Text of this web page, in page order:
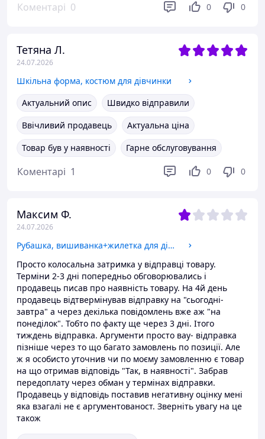
Коментарі 0 0 0
Тетяна Л.
24.07.2026
Шкільна форма, костюм для дівчинки
Актуальний опис
Швидко відправили
Ввічливий продавець
Актуальна ціна
Товар був у наявності
Гарне обслуговування
Коментарі 1 0 0
Максим Ф.
24.07.2026
Рубашка, вишиванка+жилетка для дівчат
Просто колосальна затримка у відправці товару.
Терміни 2-3 дні попередньо обговорювались і
продавець писав про наявність товару. На 4й день
продавець відтвермінував відправку на "сьогодні-
завтра" а через декілька повідомлень вже аж "на
понеділок". Тобто по факту ще через 3 дні. Ітого
тиждень відправка. Аргументи просто вау- відправка
пізніше через то що багато замовлень по позиції. Але
ж я особисто уточнив чи по моєму замовленню є товар
на що отримав відповідь "Так, в наявності". Забрав
передоплату через обман у термінах відправки.
Продавець у відповідь поставив негативну оцінку мені
яка взагалі не є аргументованост. Зверніть увагу на це
також